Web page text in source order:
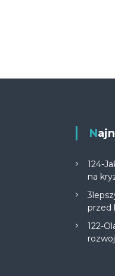
124-
na
przed
122-